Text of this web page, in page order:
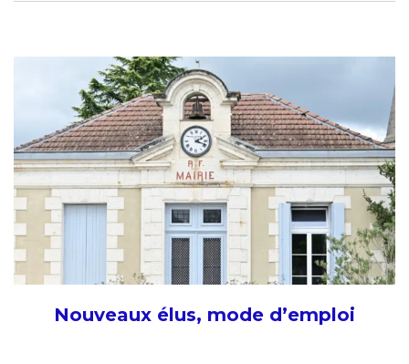
Nouveaux élus, mode d’emploi